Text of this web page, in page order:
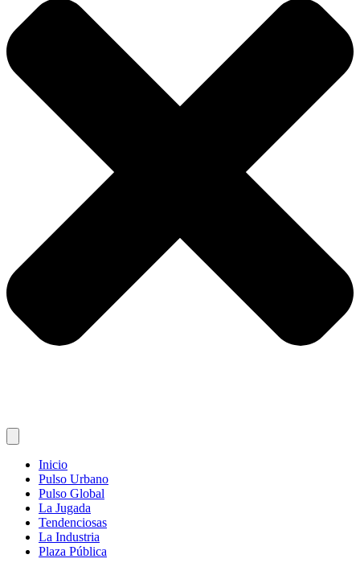
Inicio
Pulso Urbano
Pulso Global
La Jugada
Tendenciosas
La Industria
Plaza Pública